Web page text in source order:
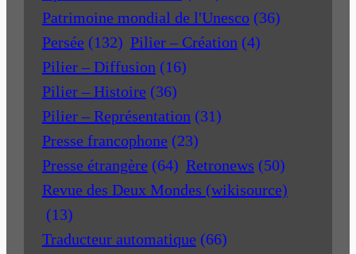
Patrimoine mondial de l'Unesco (36)
Persée (132) Pilier – Création (4)
Pilier – Diffusion (16)
Pilier – Histoire (36)
Pilier – Représentation (31)
Presse francophone (23)
Presse étrangère (64) Retronews (50)
Revue des Deux Mondes (wikisource)
(13)
Traducteur automatique (66)